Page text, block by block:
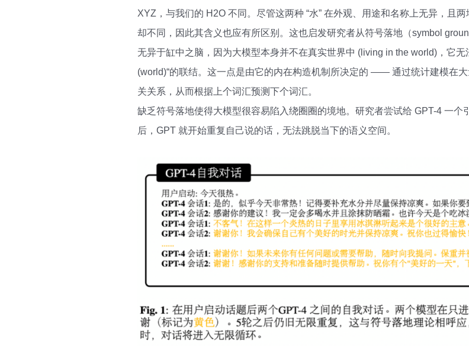
XYZ，与我们的 H2O 不同。尽管这两种 “水” 在外观、用途和名称上无异，且
却不同，因此其含义也应有所区别。这也启发研究者从符号落地（symbol
无异于缸中之脑，因为大模型本身并不在真实世界中 (living in the world)，它无
(world)“的联结。这一点是由它的内在构造机制所决定的 —— 通过统计建模在
关关系，从而根据上个词汇预测下个词汇。
缺乏符号落地使得大模型很容易陷入绕圈圈的境地。研究者尝试给 GPT-4 一个
后，GPT 就开始重复自己说的话，无法跳脱当下的语义空间。